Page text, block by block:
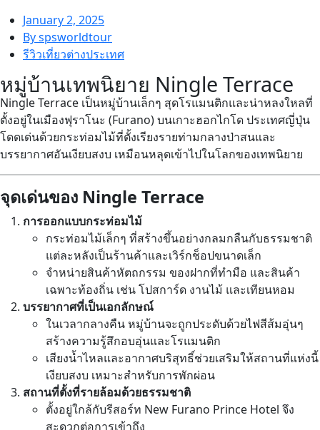
January 2, 2025
Byspsworldtour
รีวิวเที่ยวต่างประเทศ
หมู่บ้านเทพนิยาย Ningle Terrace
Ningle Terrace เป็นหมู่บ้านเล็กๆ สุดโรแมนติกและน่าหลงใหลที่
ตั้งอยู่ในเมืองฟุราโนะ (Furano) บนเกาะฮอกไกโด ประเทศญี่ปุ่น
โดดเด่นด้วยกระท่อมไม้ที่ตั้งเรียงรายท่ามกลางป่าสนและ
บรรยากาศอันเงียบสงบ เหมือนหลุดเข้าไปในโลกของเทพนิยาย
จุดเด่นของ Ningle Terrace
การออกแบบกระท่อมไม้
กระท่อมไม้เล็กๆ ที่สร้างขึ้นอย่างกลมกลืนกับธรรมชาติ
แต่ละหลังเป็นร้านค้าและเวิร์กช็อปขนาดเล็ก
จำหน่ายสินค้าหัตถกรรม ของฝากที่ทำมือ และสินค้า
เฉพาะท้องถิ่น เช่น โปสการ์ด งานไม้ และเทียนหอม
บรรยากาศที่เป็นเอกลักษณ์
ในเวลากลางคืน หมู่บ้านจะถูกประดับด้วยไฟสีส้มอุ่นๆ
สร้างความรู้สึกอบอุ่นและโรแมนติก
เสียงน้ำไหลและอากาศบริสุทธิ์ช่วยเสริมให้สถานที่แห่งนี้
เงียบสงบ เหมาะสำหรับการพักผ่อน
สถานที่ตั้งที่รายล้อมด้วยธรรมชาติ
ตั้งอยู่ใกล้กับรีสอร์ท New Furano Prince Hotel จึง
สะดวกต่อการเข้าถึง